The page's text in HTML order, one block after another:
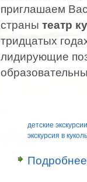
приглашаем
страны театр
тридцатых
лидирующие
детские экскурсии
экскурсия в
Подробнее